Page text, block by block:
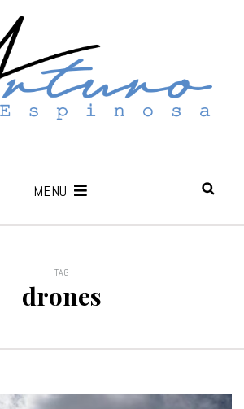
MENU
TAG
drones